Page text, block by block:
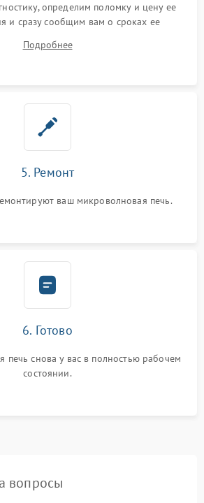
определим поломку и цену ее
и сразу сообщим вам о сроках ее
Подробнее
5. Ремонт
ваш микроволновая печь.
6. Готово
печь снова у вас в полностью рабочем
состоянии.
вопросы